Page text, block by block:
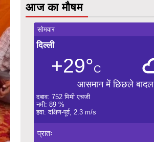
आज का मौषम
सोमवार
दिल्ली
+29°C
आसमान में छिछले बादल
दबाव: 752 मिमी एचजी
नमी: 89 %
हवा: दक्षिण-पूर्व, 2.3 m/s
प्रातः